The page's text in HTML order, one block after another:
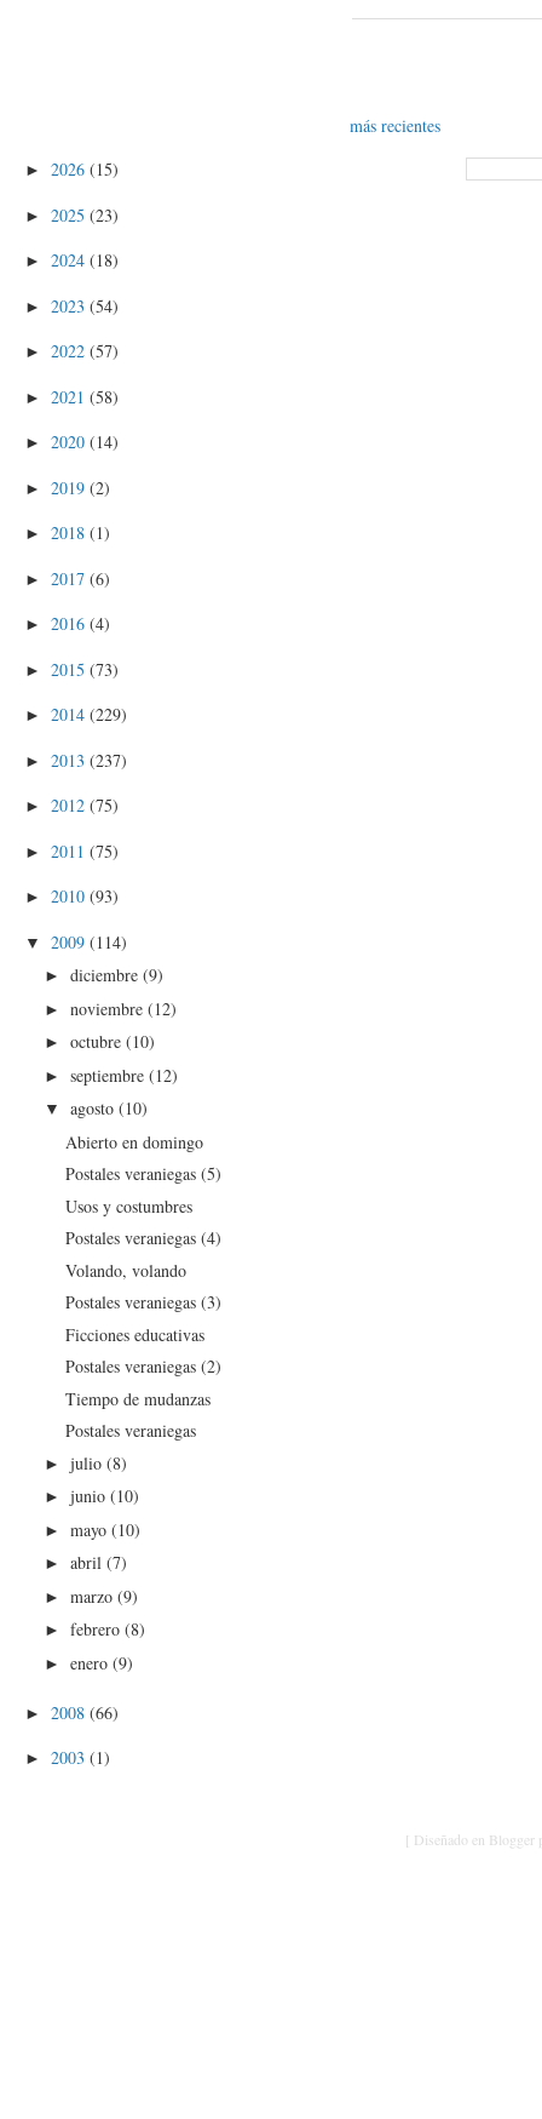
más recientes
► 2026 (15)
► 2025 (23)
► 2024 (18)
► 2023 (54)
► 2022 (57)
► 2021 (58)
► 2020 (14)
► 2019 (2)
► 2018 (1)
► 2017 (6)
► 2016 (4)
► 2015 (73)
► 2014 (229)
► 2013 (237)
► 2012 (75)
► 2011 (75)
► 2010 (93)
▼ 2009 (114)
►diciembre(9)
►noviembre(12)
►octubre(10)
►septiembre(12)
▼agosto(10)
Abierto en domingo
Postales veraniegas (5)
Usos y costumbres
Postales veraniegas (4)
Volando, volando
Postales veraniegas (3)
Ficciones educativas
Postales veraniegas (2)
Tiempo de mudanzas
Postales veraniegas
►julio(8)
►junio(10)
►mayo(10)
►abril(7)
►marzo(9)
►febrero(8)
►enero(9)
► 2008 (66)
► 2003 (1)
[ Diseñado en Blogger